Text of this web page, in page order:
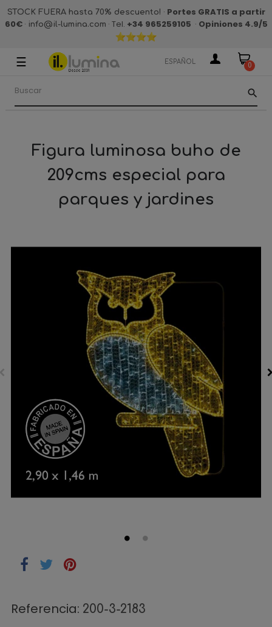
STOCK FUERA hasta 70% descuento! · Portes GRATIS a partir
60€· info@il-lumina.com · Tel. +34 965259105 · Opiniones 4.9/5
Navegación
palanca
☰ ESPAÑOL 0
search
Figura luminosa buho de
209cms especial para
parques y jardines
Referencia: 200-3-2183